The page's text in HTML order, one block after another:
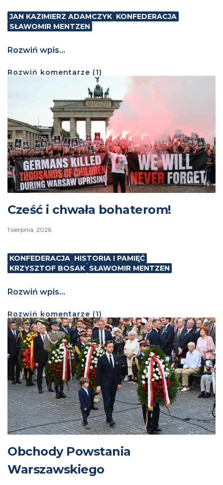
JAN KAZIMIERZ ADAMCZYK KONFEDERACJA
SŁAWOMIR MENTZEN
Rozwiń wpis...
Rozwiń komentarze (1)
Cześć i chwała bohaterom!
1 sierpnia, 2026
KONFEDERACJA HISTORIA I PAMIĘĆ
KRZYSZTOF BOSAK SŁAWOMIR MENTZEN
Rozwiń wpis...
Rozwiń komentarze (1)
Obchody Powstania
Warszawskiego